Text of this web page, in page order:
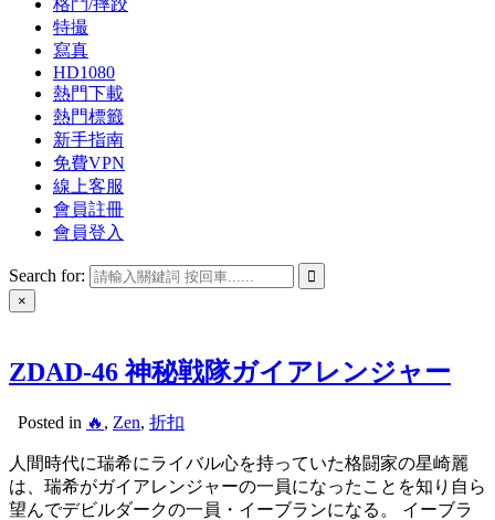
格鬥/摔跤
特撮
寫真
HD1080
熱門下載
熱門標籤
新手指南
免費VPN
線上客服
會員註冊
會員登入
Search for:
×
ZDAD-46 神秘戦隊ガイアレンジャー
Posted in 🔥 , Zen, 折扣
人間時代に瑞希にライバル心を持っていた格闘家の星崎麗
は、瑞希がガイアレンジャーの一員になったことを知り自ら
望んでデビルダークの一員・イーブランになる。 イーブラ